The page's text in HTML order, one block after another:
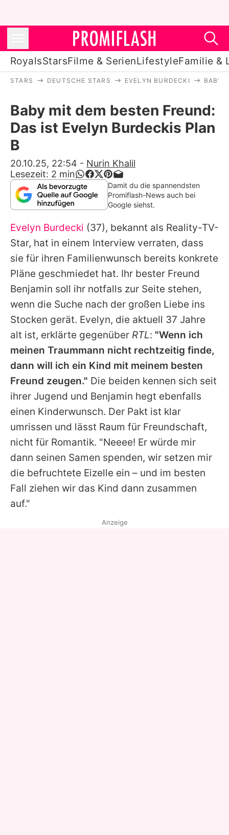
RoyalsStarsFilme & SerienLifestyleFamilie &
Stars
Filme & Serien
Lifestyle
Familie & Liebe
Promiflash Exklusiv
Alle Themen auf Promiflash
Jobs
App runterladen
Team
Redaktionelle Richtlinien
Impressum
Datenschutzerklärung
Nutzungsbedingungen
Utiq verwalten
STARS DEUTSCHE STARS EVELYN BURDECKI BABY
Baby mit dem besten Freund:
Das ist Evelyn Burdeckis Plan
B
20.10.25, 22:54 - Nurin Khalil
Lesezeit: 2 min
Damit du die spannendsten
Promiflash-News auch bei
Google siehst.
Evelyn Burdecki (37), bekannt als Reality-TV-
Star, hat in einem Interview verraten, dass
sie für ihren Familienwunsch bereits konkrete
Pläne geschmiedet hat. Ihr bester Freund
Benjamin soll ihr notfalls zur Seite stehen,
wenn die Suche nach der großen Liebe ins
Stocken gerät. Evelyn, die aktuell 37 Jahre
alt ist, erklärte gegenüber RTL: "Wenn ich
meinen Traummann nicht rechtzeitig finde,
dann will ich ein Kind mit meinem besten
Freund zeugen." Die beiden kennen sich seit
ihrer Jugend und Benjamin hegt ebenfalls
einen Kinderwunsch. Der Pakt ist klar
umrissen und lässt Raum für Freundschaft,
nicht für Romantik. "Neeee! Er würde mir
dann seinen Samen spenden, wir setzen mir
die befruchtete Eizelle ein – und im besten
Fall ziehen wir das Kind dann zusammen
auf."
Anzeige